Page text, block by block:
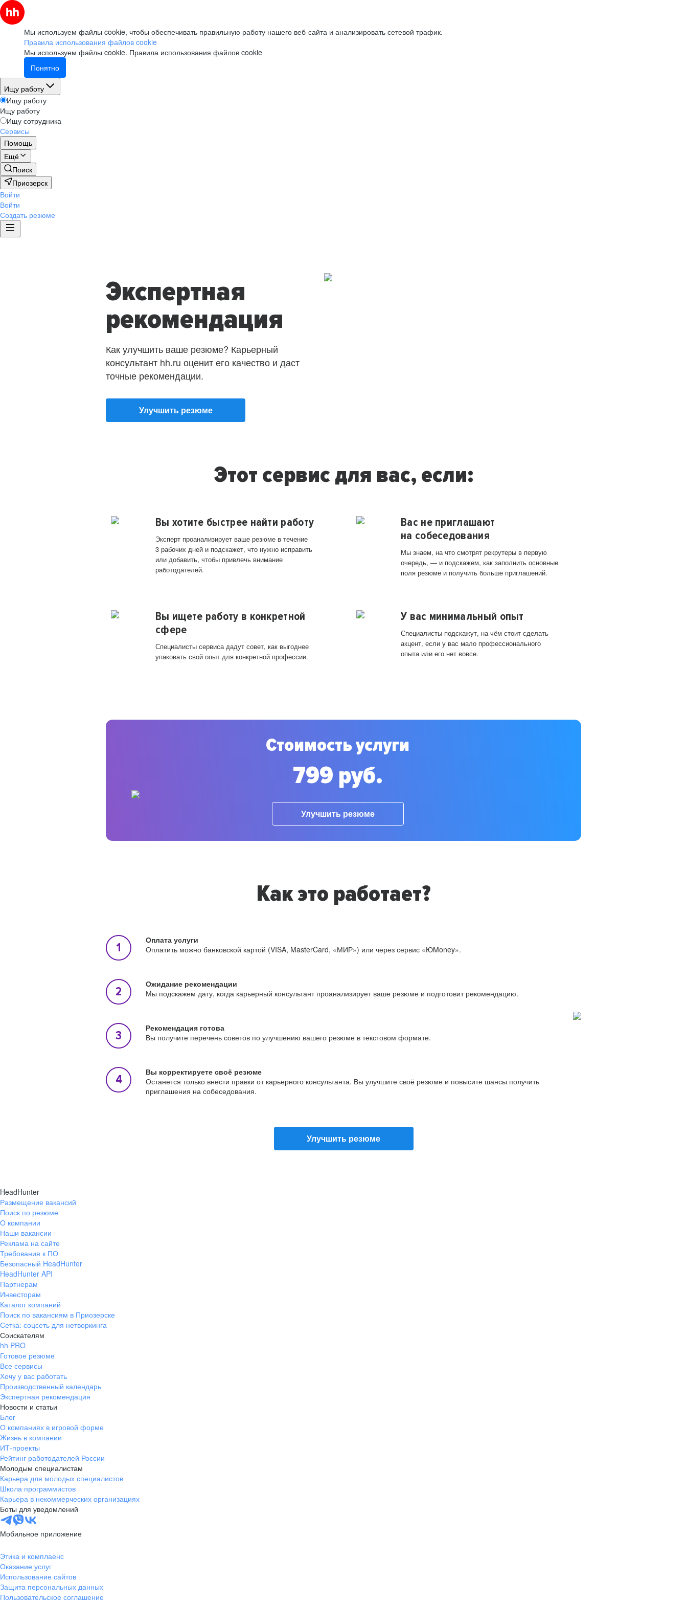
Мы используем файлы cookie, чтобы обеспечивать правильную работу нашего веб-сайта и анализировать сетевой трафик.
Правила использования файлов cookie
Мы используем файлы cookie. Правила использования файлов cookie
Понятно
Ищу работу
Ищу работу
Ищу работу
Ищу сотрудника
Сервисы
Помощь
Ещё
Поиск
Приозерск
Войти
Войти
Создать резюме
Экспертная
рекомендация
Как улучшить ваше резюме? Карьерный
консультант hh.ru оценит его качество и даст
точные рекомендации.
Улучшить резюме
Этот сервис для вас, если:
Вы хотите быстрее найти работу
Эксперт проанализирует ваше резюме в течение
3 рабочих дней и подскажет, что нужно исправить
или добавить, чтобы привлечь внимание
работодателей.
Вас не приглашают
на собеседования
Мы знаем, на что смотрят рекрутеры в первую
очередь, — и подскажем, как заполнить основные
поля резюме и получить больше приглашений.
Вы ищете работу в конкретной
сфере
Специалисты сервиса дадут совет, как выгоднее
упаковать свой опыт для конкретной профессии.
У вас минимальный опыт
Специалисты подскажут, на чём стоит сделать
акцент, если у вас мало профессионального
опыта или его нет вовсе.
Стоимость услуги
799 руб.
Улучшить резюме
Как это работает?
Оплата услуги
Оплатить можно банковской картой (VISA, MasterCard, «МИР») или через сервис «ЮMoney».
Ожидание рекомендации
Мы подскажем дату, когда карьерный консультант проанализирует ваше резюме и подготовит рекомендацию.
Рекомендация готова
Вы получите перечень советов по улучшению вашего резюме в текстовом формате.
Вы корректируете своё резюме
Останется только внести правки от карьерного консультанта. Вы улучшите своё резюме и повысите шансы получить
приглашения на собеседования.
Улучшить резюме
HeadHunter
Размещение вакансий
Поиск по резюме
О компании
Наши вакансии
Реклама на сайте
Требования к ПО
Безопасный HeadHunter
HeadHunter API
Партнерам
Инвесторам
Каталог компаний
Поиск по вакансиям в Приозерске
Сетка: соцсеть для нетворкинга
Соискателям
hh PRO
Готовое резюме
Все сервисы
Хочу у вас работать
Производственный календарь
Экспертная рекомендация
Новости и статьи
Блог
О компаниях в игровой форме
Жизнь в компании
ИТ-проекты
Рейтинг работодателей России
Молодым специалистам
Карьера для молодых специалистов
Школа программистов
Карьера в некоммерческих организациях
Боты для уведомлений
Мобильное приложение
Этика и комплаенс
Оказание услуг
Использование сайтов
Защита персональных данных
Пользовательское соглашение